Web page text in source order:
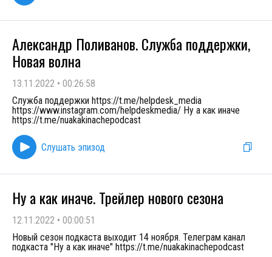
Александр Поливанов. Служба поддержки,
Новая волна
13.11.2022 • 00:26:58
Служба поддержки https://t.me/helpdesk_media
https://www.instagram.com/helpdeskmedia/ Ну а как иначе
https://t.me/nuakakinachepodcast
Слушать эпизод
Ну а как иначе. Трейлер нового сезона
12.11.2022 • 00:00:51
Новый сезон подкаста выходит 14 ноября. Телеграм канал
подкаста "Ну а как иначе" https://t.me/nuakakinachepodcast